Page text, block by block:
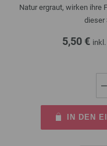
Natur ergraut, wirken ihre
dieser
5,50 €
IN DEN